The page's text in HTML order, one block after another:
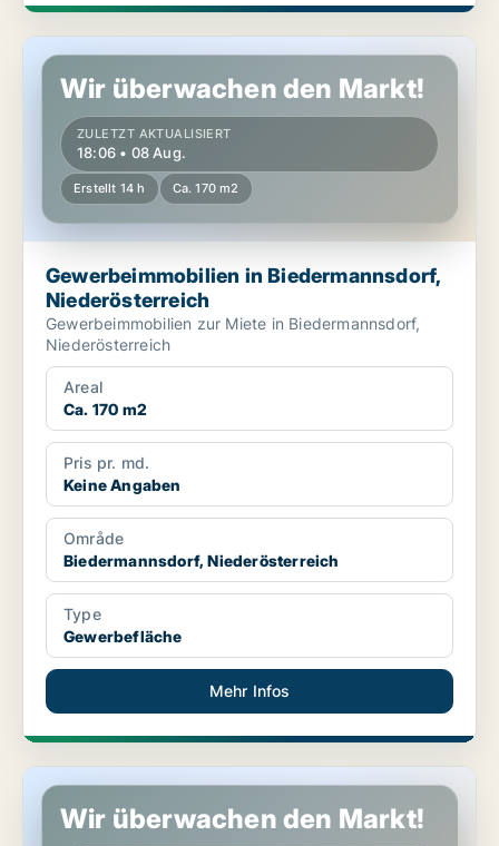
Gewerbeimmobilien in Biedermannsdorf, Niederösterreich
Wir überwachen den Markt!
ZULETZT AKTUALISIERT
18:06 • 08 Aug.
Erstellt 14 h Ca. 170 m2
Gewerbeimmobilien in Biedermannsdorf,
Niederösterreich
Gewerbeimmobilien zur Miete in Biedermannsdorf,
Niederösterreich
Areal
Ca. 170 m2
Pris pr. md.
Keine Angaben
Område
Biedermannsdorf, Niederösterreich
Type
Gewerbefläche
Mehr Infos
Laden in Engelhartstetten, Niederösterreich
Wir überwachen den Markt!